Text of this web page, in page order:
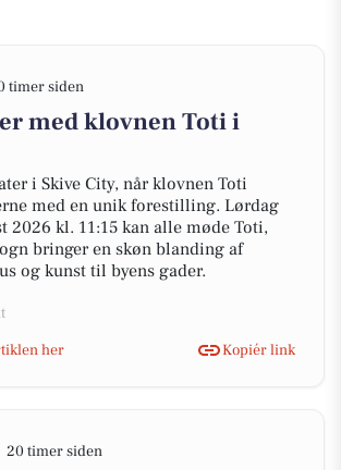
timer siden
med klovnen Toti i
i Skive City, når klovnen Toti
med en unik forestilling. Lørdag
2026 kl. 11:15 kan alle møde Toti,
bringer en skøn blanding af
og kunst til byens gader.
her
Kopiér link
20 timer siden